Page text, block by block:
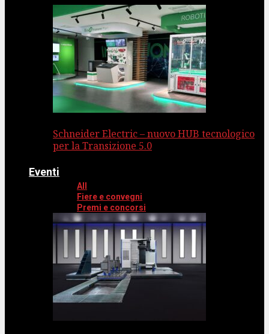
Schneider Electric – nuovo HUB tecnologico
per la Transizione 5.0
Eventi
All
Fiere e convegni
Premi e concorsi